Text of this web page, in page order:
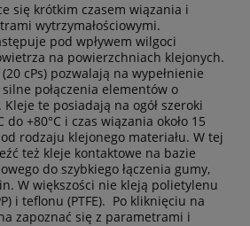
się krótkim czasem wiązania i
wytrzymałościowymi.
pod wpływem wilgoci
na powierzchniach klejonych.
cPs) pozwalają na wypełnienie
połączenia elementów o
te posiadają na ogół szeroki
do +80°C i czas wiązania około 15
rodzaju klejonego materiału. W tej
też kleje kontaktowe na bazie
do szybkiego łączenia gumy,
W większości nie kleją polietylenu
i teflonu (PTFE). Po kliknięciu na
zapoznać się z parametrami i